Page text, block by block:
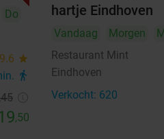
Do
9.6 star
directions_walk
,50
hartje Eindhoven
Vandaag Morgen
Restaurant Mint
Eindhoven
Verkocht: 620